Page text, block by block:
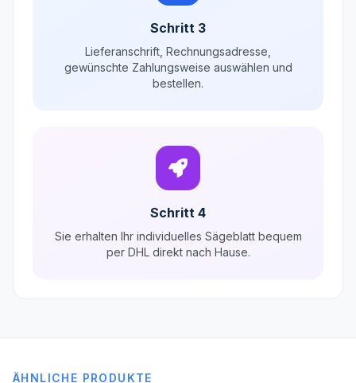
Schritt 3
Lieferanschrift, Rechnungsadresse,
gewünschte Zahlungsweise auswählen und
bestellen.
Schritt 4
Sie erhalten Ihr individuelles Sägeblatt bequem
per DHL direkt nach Hause.
ÄHNLICHE PRODUKTE